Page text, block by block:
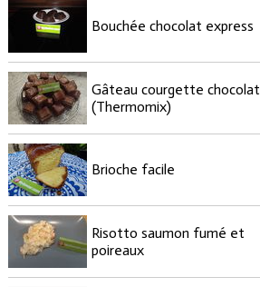
Bouchée chocolat express
Gâteau courgette chocolat
(Thermomix)
Brioche facile
Risotto saumon fumé et
poireaux